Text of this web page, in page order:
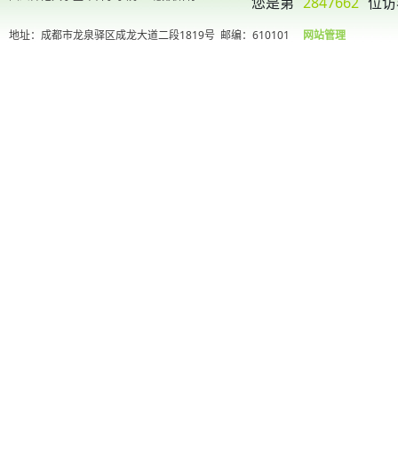
地址：成都市龙泉驿区成龙大道二段1819号 邮编：610101 网站管理